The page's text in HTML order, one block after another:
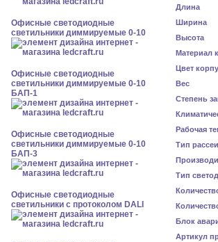
Офисные светодиодные
светильники диммируемые 0-10
Офисные светодиодные
светильники диммируемые 0-10
БАП-1
Офисные светодиодные
светильники диммируемые 0-10
БАП-3
Офисные светодиодные
светильники с протоколом DALI
Длина
Ширина
Высота
Материал
Цвет
Вес
Степень
Рабочая
Тип
Тип
Блок
Артикул